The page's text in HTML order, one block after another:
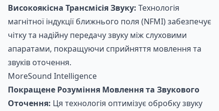
Високоякісна Трансмісія Звуку: Технологія
магнітної індукції ближнього поля (NFMI) забезпечує
чітку та надійну передачу звуку між слуховими
апаратами, покращуючи сприйняття мовлення та
звуків оточення.
MoreSound Intelligence
Покращене Розуміння Мовлення та Звукового
Оточення: Ця технологія оптимізує обробку звуку